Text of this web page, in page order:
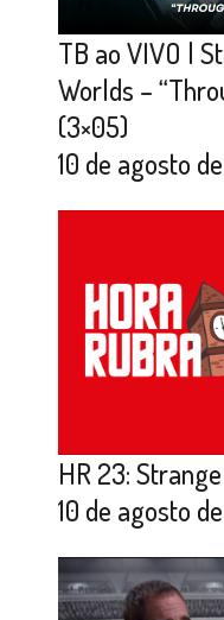
TB ao VIVO |
Worlds –
(3×05)
10 de agosto
HR 23:
10 de agosto